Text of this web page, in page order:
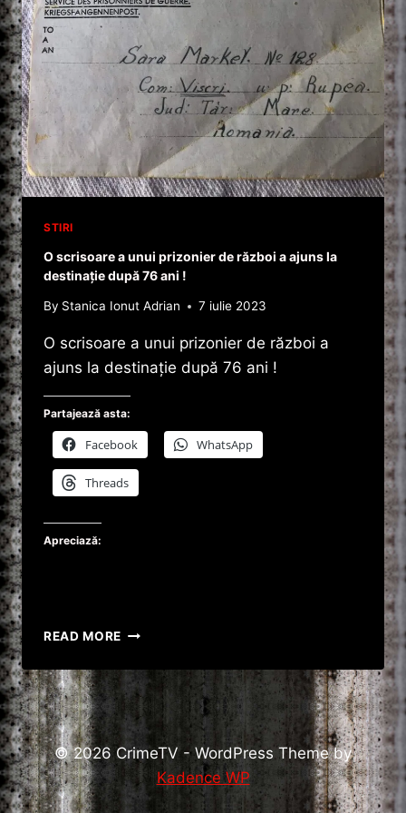
STIRI
O scrisoare a unui prizonier de război a ajuns la
destinație după 76 ani !
By Stanica Ionut Adrian 7 iulie 2023
O scrisoare a unui prizonier de război a
ajuns la destinație după 76 ani !
Partajează asta:
Facebook WhatsApp
Threads
Apreciază:
READ MORE
A
UNUI
PRIZONIER
DE
RĂZBOI
A
AJUNS
LA
© 2026 CrimeTV - WordPress Theme by
Kadence WP